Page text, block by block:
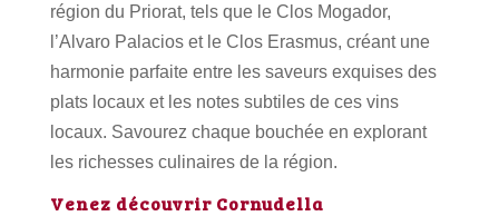
région du Priorat, tels que le Clos Mogador,
l’Alvaro Palacios et le Clos Erasmus, créant une
harmonie parfaite entre les saveurs exquises des
plats locaux et les notes subtiles de ces vins
locaux. Savourez chaque bouchée en explorant
les richesses culinaires de la région.
Venez découvrir Cornudella